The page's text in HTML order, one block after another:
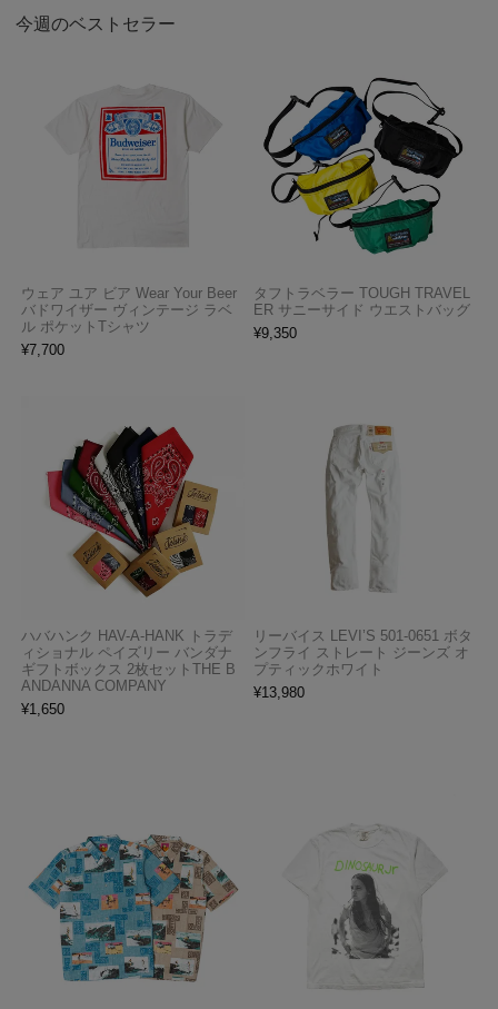
今週のベストセラー
ウェア ユア ビア Wear Your Beer
バドワイザー ヴィンテージ ラベ
ル ポケットTシャツ
¥7,700
タフトラベラー TOUGH TRAVEL
ER サニーサイド ウエストバッグ
¥9,350
ハバハンク HAV-A-HANK トラデ
ィショナル ペイズリー バンダナ
ギフトボックス 2枚セットTHE B
ANDANNA COMPANY
¥1,650
リーバイス LEVI’S 501-0651 ボタ
ンフライ ストレート ジーンズ オ
プティックホワイト
¥13,980